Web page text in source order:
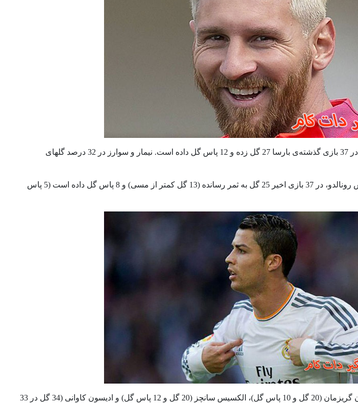
هم‌ تیمی اروگوئه‌ای مسی، لوئیس سوارز، در 37 بازی گذشته‌ی بارسا 27 گل زده و 12 پاس گل داده است. نیمار و سوارز در 32 درصد گلهای
اما در آن سو، ستاره‌ی پرتغالی رئال، کریس رونالدو، در 37 بازی اخیر 25 گل به ثمر رسانده (13 گل کمتر از مسی) و 8 پاس گل داده است (5 پاس
از دیگر بازیکنان برتر اروپا می توان به آنتون گریزمان (20 گل و 10 پاس گل)، الکسیس سانچز (20 گل و 12 پاس گل) و ادیسون کاوانی (34 گل در 33